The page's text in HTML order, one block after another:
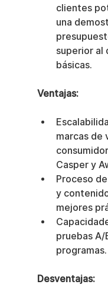
clientes
una
superior al
básicas.
Ventajas:
marcas de
Casper y
Proceso
y
mejores
pruebas
programas.
Desventajas: